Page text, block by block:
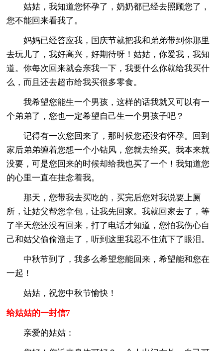
姑姑，我知道您怀孕了，奶奶都已经去照顾您了，
您不能回来看我了。
妈妈已经答应我，国庆节就把我和弟弟带到你那里
去玩儿了，我好高兴，好期待呀！姑姑，你爱我，我知
道。你每次回来就会亲我一下，我要什么你就给我买什
么，而且还去超市给我买很多零食。
我希望您能生一个男孩，这样的话我就又可以有一
个弟弟了，您也一定希望自己生一个男孩子吧？
记得有一次您回来了，那时候您还没有怀孕。回到
家后弟弟缠着您想一个小钻风，您就去给买。我本来就
没要，可是您回来的时候却给我也买了一个！我知道您
的心里一直在挂念着我。
那天，您带我去买吃的，买完后您对我说要上厕
所，让姑父帮您拿包，让我先回家。我就回家去了，等
了半天您还没有回来，打了电话才知道，您怕我伤心自
己和姑父偷偷溜走了，听到这里我忍不住流下了眼泪。
中秋节到了，我多么希望您能回来，希望能和您在
一起！
姑姑，祝您中秋节愉快！
给姑姑的一封信7
亲爱的姑姑：